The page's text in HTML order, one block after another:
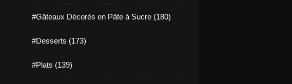
#Gâteaux Décorés en Pâte à Sucre (180)
#Desserts (173)
#Plats (139)